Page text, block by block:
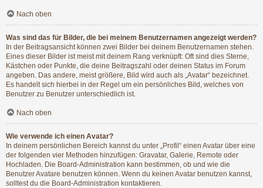
Nach oben
Was sind das für Bilder, die bei meinem Benutzernamen angezeigt werden?
In der Beitragsansicht können zwei Bilder bei deinem Benutzernamen stehen.
Eines dieser Bilder ist meist mit deinem Rang verknüpft: Oft sind dies Sterne,
Kästchen oder Punkte, die deine Beitragszahl oder deinen Status im Forum
angeben. Das andere, meist größere, Bild wird auch als „Avatar“ bezeichnet.
Es handelt sich hierbei in der Regel um ein persönliches Bild, welches von
Benutzer zu Benutzer unterschiedlich ist.
Nach oben
Wie verwende ich einen Avatar?
In deinem persönlichen Bereich kannst du unter „Profil“ einen Avatar über eine
der folgenden vier Methoden hinzufügen: Gravatar, Galerie, Remote oder
Hochladen. Die Board-Administration kann bestimmen, ob und wie die
Benutzer Avatare benutzen können. Wenn du keinen Avatar benutzen kannst,
solltest du die Board-Administration kontaktieren.